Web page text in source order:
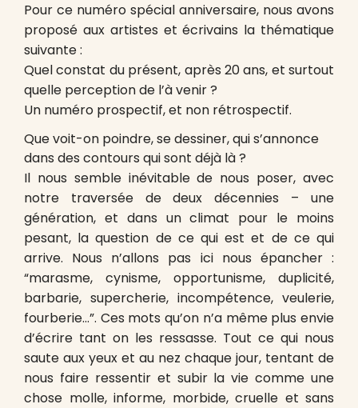
Pour ce numéro spécial anniversaire, nous avons
proposé aux artistes et écrivains la thématique
suivante :
Quel constat du présent, après 20 ans, et surtout
quelle perception de l’à venir ?
Un numéro prospectif, et non rétrospectif.
Que voit-on poindre, se dessiner, qui s’annonce
dans des contours qui sont déjà là ?
Il nous semble inévitable de nous poser, avec
notre traversée de deux décennies – une
génération, et dans un climat pour le moins
pesant, la question de ce qui est et de ce qui
arrive. Nous n’allons pas ici nous épancher :
“marasme, cynisme, opportunisme, duplicité,
barbarie, supercherie, incompétence, veulerie,
fourberie…”. Ces mots qu’on n’a même plus envie
d’écrire tant on les ressasse. Tout ce qui nous
saute aux yeux et au nez chaque jour, tentant de
nous faire ressentir et subir la vie comme une
chose molle, informe, morbide, cruelle et sans